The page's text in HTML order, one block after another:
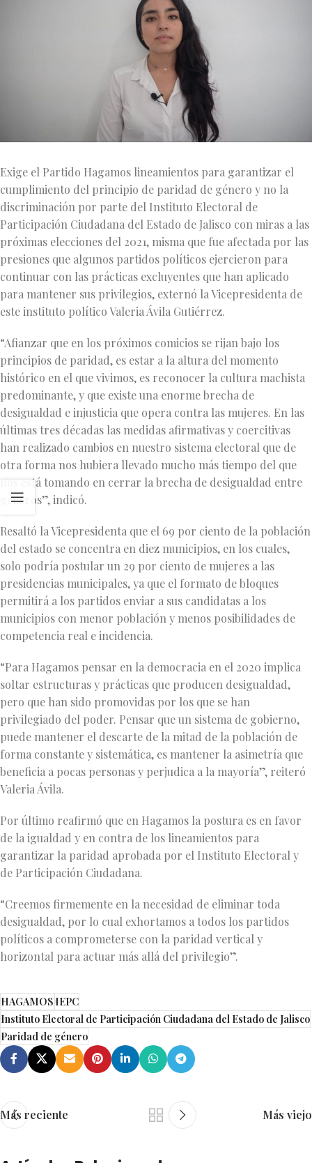
Exige el Partido Hagamos lineamientos para garantizar el
cumplimiento del principio de paridad de género y no la
discriminación por parte del Instituto Electoral de
Participación Ciudadana del Estado de Jalisco con miras a las
próximas elecciones del 2021, misma que fue afectada por las
presiones que algunos partidos políticos ejercieron para
continuar con las prácticas excluyentes que han aplicado
para mantener sus privilegios, externó la Vicepresidenta de
este instituto político Valeria Ávila Gutiérrez.
“Afianzar que en los próximos comicios se rijan bajo los
principios de paridad, es estar a la altura del momento
histórico en el que vivimos, es reconocer la cultura machista
predominante, y que existe una enorme brecha de
desigualdad e injusticia que opera contra las mujeres. En las
últimas tres décadas las medidas afirmativas y coercitivas
han realizado cambios en nuestro sistema electoral que de
otra forma nos hubiera llevado mucho más tiempo del que
nos está tomando en cerrar la brecha de desigualdad entre
géneros”, indicó.
Resaltó la Vicepresidenta que el 69 por ciento de la población
del estado se concentra en diez municipios, en los cuales,
solo podría postular un 29 por ciento de mujeres a las
presidencias municipales, ya que el formato de bloques
permitirá a los partidos enviar a sus candidatas a los
municipios con menor población y menos posibilidades de
competencia real e incidencia.
“Para Hagamos pensar en la democracia en el 2020 implica
soltar estructuras y prácticas que producen desigualdad,
pero que han sido promovidas por los que se han
privilegiado del poder. Pensar que un sistema de gobierno,
puede mantener el descarte de la mitad de la población de
forma constante y sistemática, es mantener la asimetría que
beneficia a pocas personas y perjudica a la mayoría”, reiteró
Valeria Ávila.
Por último reafirmó que en Hagamos la postura es en favor
de la igualdad y en contra de los lineamientos para
garantizar la paridad aprobada por el Instituto Electoral y
de Participación Ciudadana.
“Creemos firmemente en la necesidad de eliminar toda
desigualdad, por lo cual exhortamos a todos los partidos
políticos a comprometerse con la paridad vertical y
horizontal para actuar más allá del privilegio”.
HAGAMOSIEPC
Instituto Electoral de Participación Ciudadana del Estado de Jalisco
Paridad de género
Más reciente Más viejo